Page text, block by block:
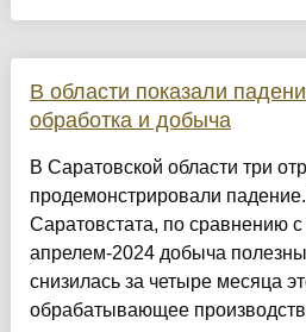
В области показали
обработка и добыча
В Саратовской области три
продемонстрировали
Саратовстата, по сравнению
апрелем-2024 добыча
снизилась за четыре месяца
обрабатывающее